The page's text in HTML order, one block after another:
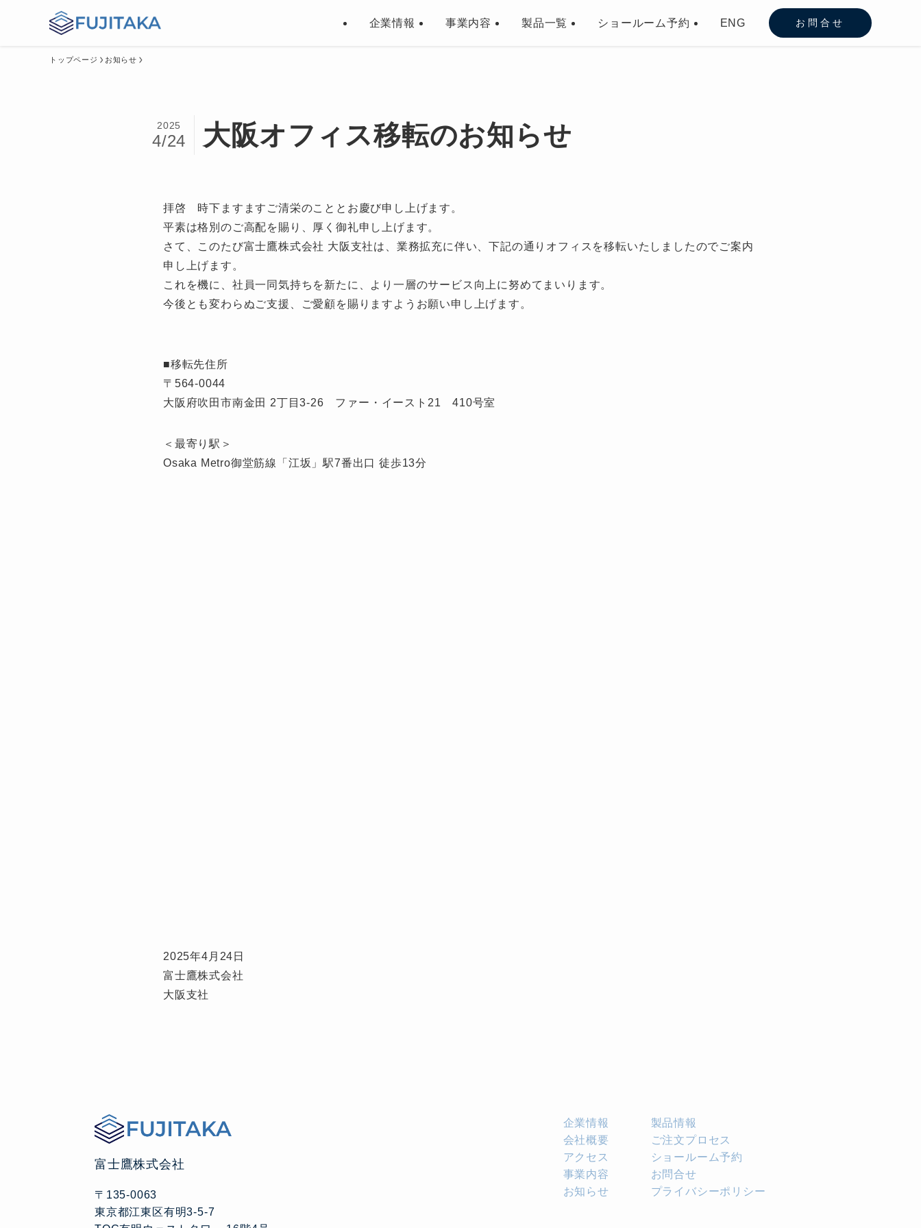
企業情報 事業内容 製品一覧 ショールーム予約 ENG お問合せ
トップページ お知らせ
大阪オフィス移転のお知らせ
2025
4/24
拝啓 時下ますますご清栄のこととお慶び申し上げます。
平素は格別のご高配を賜り、厚く御礼申し上げます。
さて、このたび富士鷹株式会社 大阪支社は、業務拡充に伴い、下記の通りオフィスを移転いたしましたのでご案内
申し上げます。
これを機に、社員一同気持ちを新たに、より一層のサービス向上に努めてまいります。
今後とも変わらぬご支援、ご愛顧を賜りますようお願い申し上げます。
■移転先住所
〒564-0044
大阪府吹田市南金田 2丁目3-26 ファー・イースト21 410号室
＜最寄り駅＞
Osaka Metro御堂筋線「江坂」駅7番出口 徒歩13分
2025年4月24日
富士鷹株式会社
大阪支社
富士鷹株式会社
〒135-0063
東京都江東区有明3-5-7
企業情報
会社概要
アクセス
事業内容
お知らせ
製品情報
ご注文プロセス
ショールーム予約
お問合せ
プライバシーポリシー